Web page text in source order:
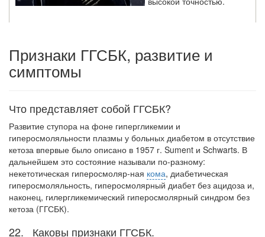
россиян в два раза
Глава Минздрава РФ
доходов медицинских
ближайшие годы. Она
заявила об этом на
встрече с журналистами ведущих...
Местная анестезия развивает кардиотоксичность
Федеральная служба по
тревожную статистику. Она
Признаки ГГСБК, развитие и
симптомы
Что представляет собой ГГСБК?
Развитие ступора на фоне гипергликемии и
гиперосмоляльности плазмы у боль­ных диабетом в отсутствие
кетоза впервые было описано в 1957 г. Sument и Schwarts. В
дальнейшем это состояние называли по-разному:
некетотическая гиперосмоляр-ная кома, диабетическая
гиперосмоляльность, гиперосмолярный диабет без ацидоза и,
наконец, гилергликемический гиперосмолярный синдром без
кетоза (ГГСБК).
22. Каковы признаки ГГСБК.